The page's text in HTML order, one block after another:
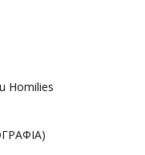
Homilies